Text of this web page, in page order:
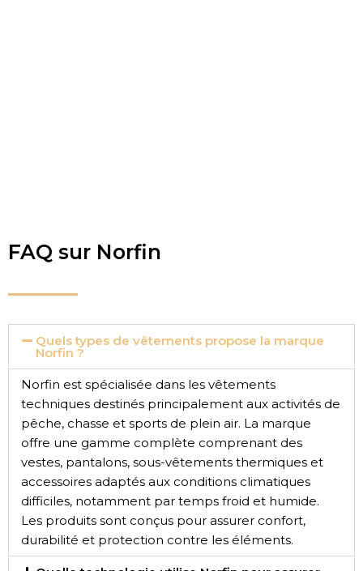
FAQ sur Norfin
Quels types de vêtements propose la marque
Norfin ?
Norfin est spécialisée dans les vêtements
techniques destinés principalement aux activités de
pêche, chasse et sports de plein air. La marque
offre une gamme complète comprenant des
vestes, pantalons, sous-vêtements thermiques et
accessoires adaptés aux conditions climatiques
difficiles, notamment par temps froid et humide.
Les produits sont conçus pour assurer confort,
durabilité et protection contre les éléments.